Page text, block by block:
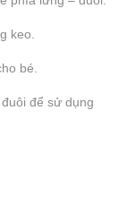
keo.
bé.
để sử dụng